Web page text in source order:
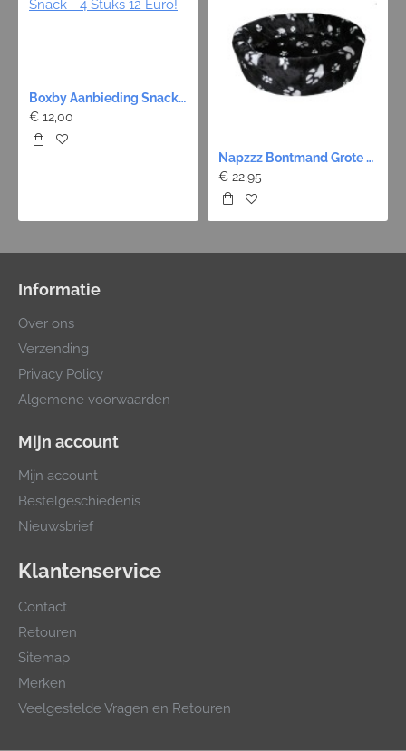
Boxby Aanbieding Snack - 4 Stuks 12 Euro!
€ 12,00
Napzzz Bontmand Grote Poot - Zwart 9 maten
€ 22,95
Informatie
Over ons
Verzending
Privacy Policy
Algemene voorwaarden
Mijn account
Mijn account
Bestelgeschiedenis
Nieuwsbrief
Klantenservice
Contact
Retouren
Sitemap
Merken
Veelgestelde Vragen en Retouren